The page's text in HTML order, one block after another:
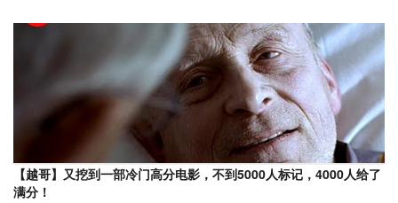
【越哥】又挖到一部冷门高分电影，不到5000人标记，4000人给了
满分！